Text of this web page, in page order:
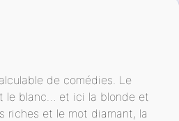
de comédies. Le
le blanc… et ici la blonde et
riches et le mot diamant, la